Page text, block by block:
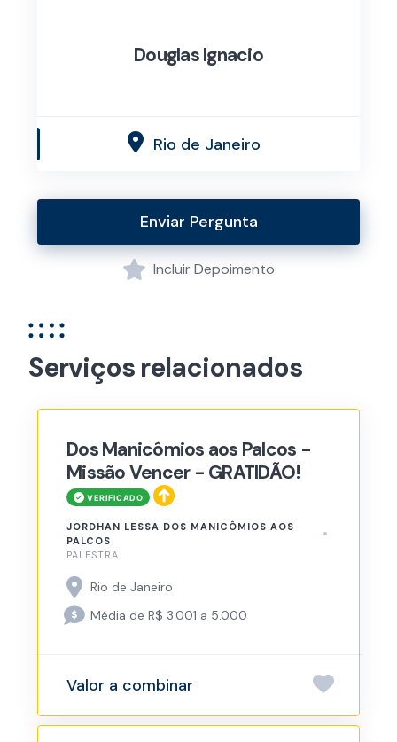
Douglas Ignacio
Rio de Janeiro
Enviar Pergunta
Incluir Depoimento
Serviços relacionados
Dos Manicômios aos Palcos -
Missão Vencer - GRATIDÃO!
JORDHAN LESSA DOS MANICÔMIOS AOS
PALCOS
PALESTRA
Rio de Janeiro
Média de R$ 3.001 a 5.000
Valor a combinar